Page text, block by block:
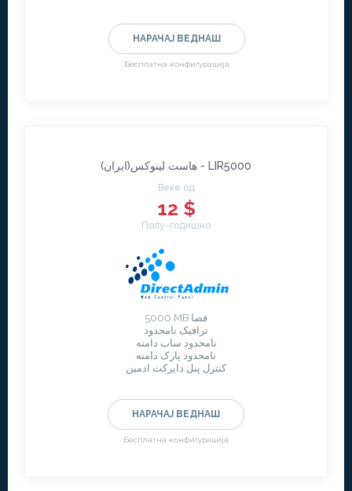
НАРАЧАЈ ВЕДНАШ
Бесплатна конфигурација
هاست لينوکس(ايران) - LIR5000
Веќе од
12 $
Полу-годишно
5000 MB فضا
ترافیک نامحدود
نامحدود ساب دامنه
نامحدود پارک دامنه
کنترل پنل دایرکت ادمین
НАРАЧАЈ ВЕДНАШ
Бесплатна конфигурација